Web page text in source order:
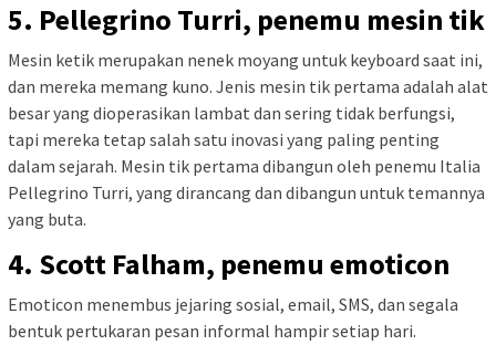
5. Pellegrino Turri, penemu mesin tik
Mesin ketik merupakan nenek moyang untuk keyboard saat ini,
dan mereka memang kuno. Jenis mesin tik pertama adalah alat
besar yang dioperasikan lambat dan sering tidak berfungsi,
tapi mereka tetap salah satu inovasi yang paling penting
dalam sejarah. Mesin tik pertama dibangun oleh penemu Italia
Pellegrino Turri, yang dirancang dan dibangun untuk temannya
yang buta.
4. Scott Falham, penemu emoticon
Emoticon menembus jejaring sosial, email, SMS, dan segala
bentuk pertukaran pesan informal hampir setiap hari.